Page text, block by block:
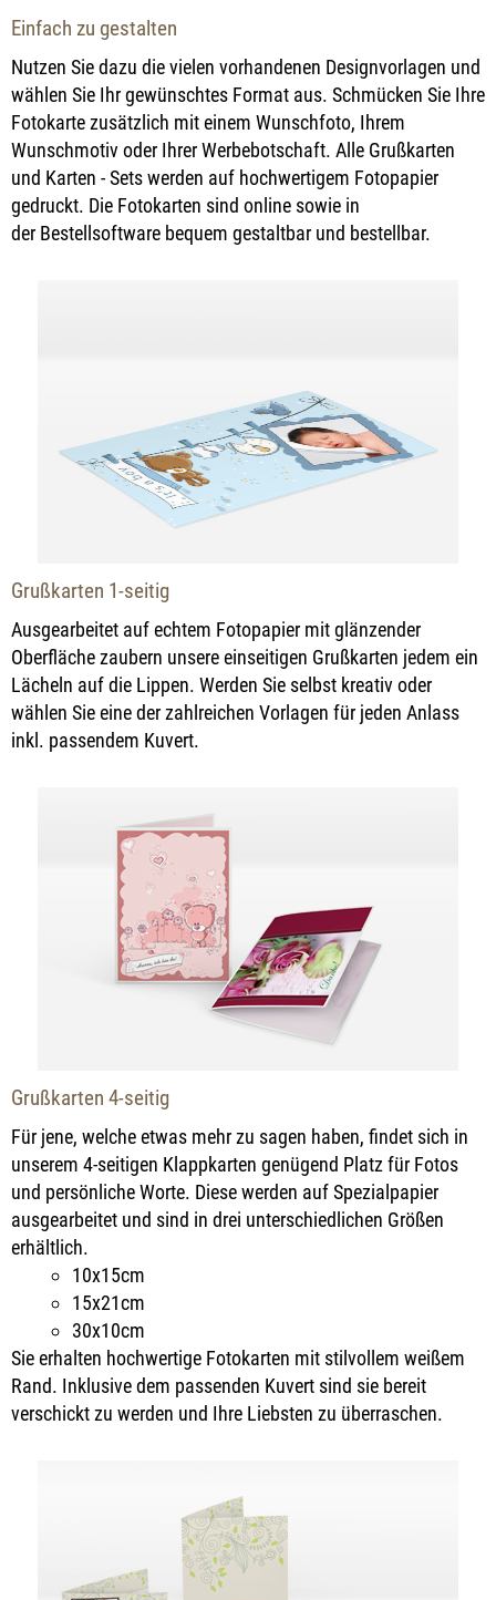
Einfach zu gestalten
Nutzen Sie dazu die vielen vorhandenen Designvorlagen und
wählen Sie Ihr gewünschtes Format aus. Schmücken Sie Ihre
Fotokarte zusätzlich mit einem Wunschfoto, Ihrem
Wunschmotiv oder Ihrer Werbebotschaft. Alle Grußkarten
und Karten - Sets werden auf hochwertigem Fotopapier
gedruckt. Die Fotokarten sind online sowie in
der Bestellsoftware bequem gestaltbar und bestellbar.
Grußkarten 1-seitig
Ausgearbeitet auf echtem Fotopapier mit glänzender
Oberfläche zaubern unsere einseitigen Grußkarten jedem ein
Lächeln auf die Lippen. Werden Sie selbst kreativ oder
wählen Sie eine der zahlreichen Vorlagen für jeden Anlass
inkl. passendem Kuvert.
Grußkarten 4-seitig
Für jene, welche etwas mehr zu sagen haben, findet sich in
unserem 4-seitigen Klappkarten genügend Platz für Fotos
und persönliche Worte. Diese werden auf Spezialpapier
ausgearbeitet und sind in drei unterschiedlichen Größen
erhältlich.
10x15cm
15x21cm
30x10cm
Sie erhalten hochwertige Fotokarten mit stilvollem weißem
Rand. Inklusive dem passenden Kuvert sind sie bereit
verschickt zu werden und Ihre Liebsten zu überraschen.